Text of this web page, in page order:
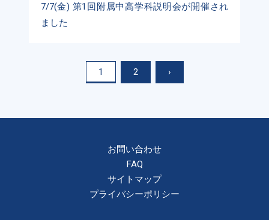
7/7(金) 第1回附属中高学科説明会が開催され
ました
1 2 ›
お問い合わせ
FAQ
サイトマップ
プライバシーポリシー